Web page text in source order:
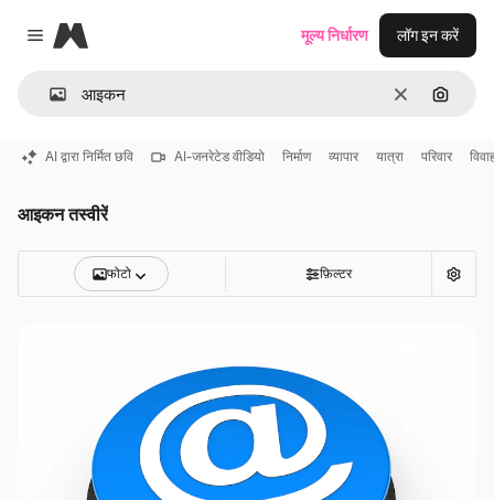
Close menu
Magnific
साफ़ इमेज से
मूल्य निर्धारण लॉग इन करें
AI द्वारा निर्मित छवि AI-जनरेटेड वीडियो निर्माण व्यापार यात्रा परिवार
आइकन तस्वीरें
फोटो फ़िल्टर